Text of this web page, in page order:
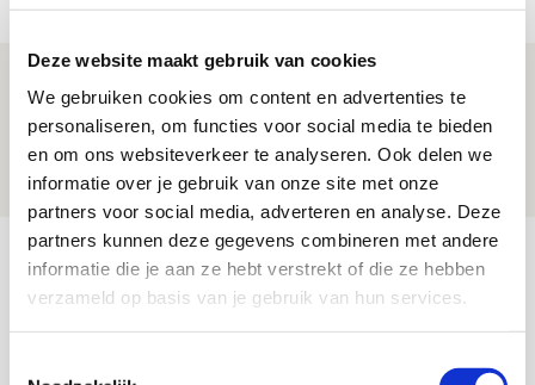
Deze website maakt gebruik van cookies
We gebruiken cookies om content en advertenties te
personaliseren, om functies voor social media te bieden
en om ons websiteverkeer te analyseren. Ook delen we
informatie over je gebruik van onze site met onze
partners voor social media, adverteren en analyse. Deze
partners kunnen deze gegevens combineren met andere
informatie die je aan ze hebt verstrekt of die ze hebben
verzameld op basis van je gebruik van hun services.
Word ballenjongen of -meid bij Jong
Ajax - Helmond Sport!
06 AUGUSTUS 2026 - 13:13
PRIJSVRAAG
Reis jij als mascotte mee naar uitduel
met Telstar?